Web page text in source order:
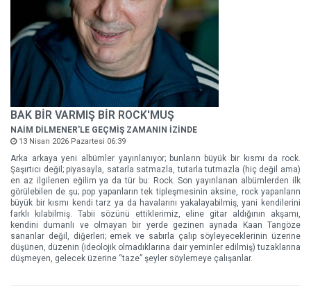
BAK BİR VARMIŞ BİR ROCK'MUŞ
NAİM DİLMENER'LE GEÇMİŞ ZAMANIN İZİNDE
13 Nisan 2026 Pazartesi 06:39
Arka arkaya yeni albümler yayınlanıyor; bunların büyük bir kısmı da rock.
Şaşırtıcı değil; piyasayla, satarla satmazla, tutarla tutmazla (hiç değil ama)
en az ilgilenen eğilim ya da tür bu: Rock. Son yayınlanan albümlerden ilk
görülebilen de şu; pop yapanların tek tipleşmesinin aksine, rock yapanların
büyük bir kısmı kendi tarz ya da havalarını yakalayabilmiş, yani kendilerini
farklı kılabilmiş. Tabii sözünü ettiklerimiz, eline gitar aldığının akşamı,
kendini dumanlı ve olmayan bir yerde gezinen aynada Kaan Tangöze
sananlar değil, diğerleri; emek ve sabırla çalıp söyleyeceklerinin üzerine
düşünen, düzenin (ideolojik olmadıklarına dair yeminler edilmiş) tuzaklarına
düşmeyen, gelecek üzerine “taze” şeyler söylemeye çalışanlar.